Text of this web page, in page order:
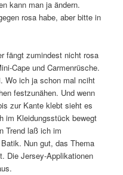
kann man ja ändern.
rosa habe, aber bitte in
fängt zumindest nicht rosa
Cape und Carmenrüsche.
Wo ich ja schon mal nciht
festzunähen. Und wenn
zur Kante klebt sieht es
im Kleidungsstück bewegt
Trend laß ich im
Nun gut, das Thema
Die Jersey-Applikationen